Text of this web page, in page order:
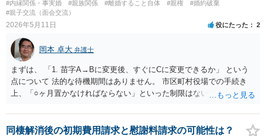
#内縁関係・事実婚 #親族関係 #離婚すること自体 #親権
#婚約破棄
#親子交流（面会交流）
2026年5月11日 役にたった 2
岡本 卓大 弁護士
まずは、 「1. 苗字A→Bに変更後、すぐにCに変更できるか」 という
点について 法的な待機期間はありません。 市区町村役場での手続き
上、「○ヶ月置かなければならない」といった制限はないため、理屈の
られるまでの時間）に数日から1週間程度かかる場合があり、その間は
次の届出が受理されない、あるいは一時的に事務が停滞する可能性が
同棲解消後の初期費用請求と慰謝料請求の可能性は？